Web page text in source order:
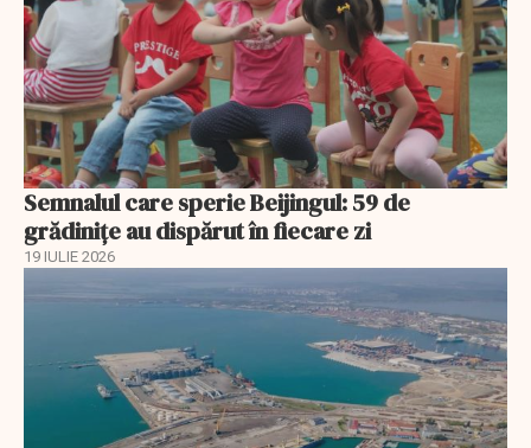
Semnalul care sperie Beijingul: 59 de
grădinițe au dispărut în fiecare zi
19 IULIE 2026